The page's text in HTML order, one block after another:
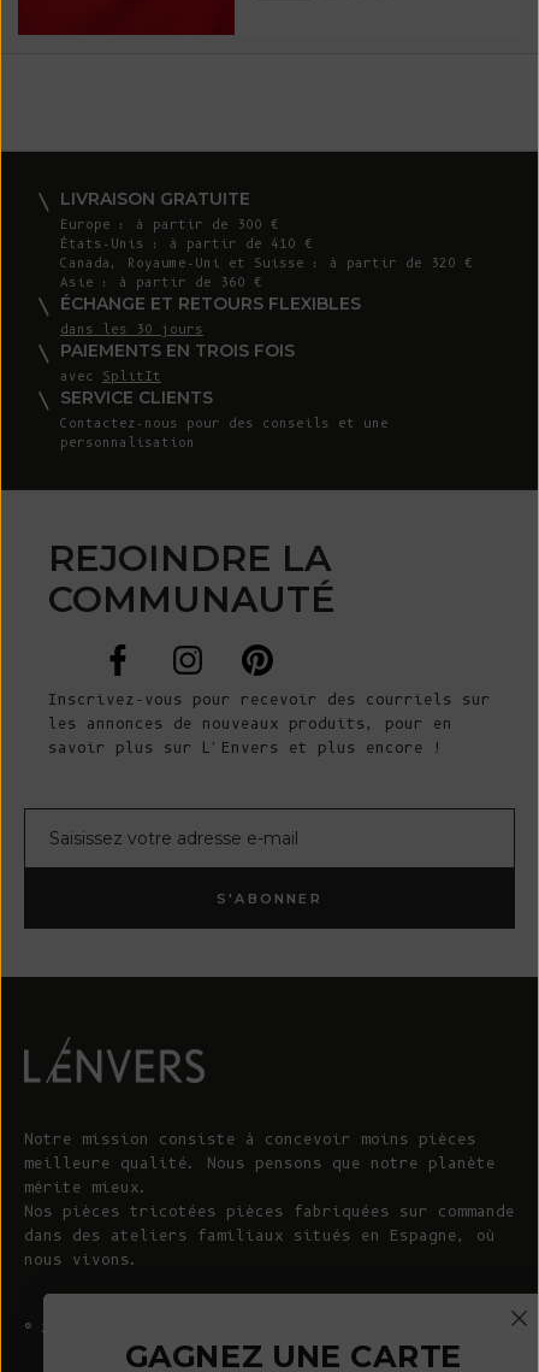
LIVRAISON GRATUITE
Europe : à partir de 300 €
États-Unis : à partir de 410 €
Canada, Royaume-Uni et Suisse : à partir de 320 €
Asie : à partir de 360 €
ÉCHANGE ET RETOURS FLEXIBLES
dans les 30 jours
PAIEMENTS EN TROIS FOIS
avec SplitIt
SERVICE CLIENTS
Contactez-nous pour des conseils et une
personnalisation
REJOINDRE LA
COMMUNAUTÉ
Inscrivez-vous pour recevoir des courriels sur
les annonces de nouveaux produits, pour en
savoir plus sur L'Envers et plus encore !
S'ABONNER
Notre mission consiste à concevoir moins pièces
meilleure qualité. Nous pensons que notre planète
mérite mieux.
Nos pièces tricotées pièces fabriquées sur commande
dans des ateliers familiaux situés en Espagne, où
nous vivons.
© 2026 - L'ENVERS
GAGNEZ UNE CARTE